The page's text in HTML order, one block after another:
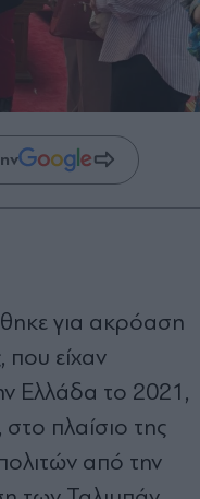
για ακρόαση
που είχαν
Ελλάδα το 2021,
στο πλαίσιο της
από την